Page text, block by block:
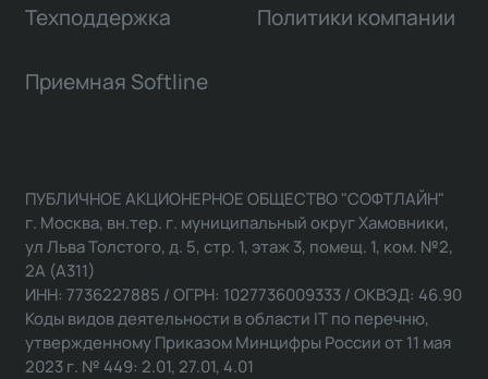
Техподдержка Политики компании
Приемная Softline
ПУБЛИЧНОЕ АКЦИОНЕРНОЕ ОБЩЕСТВО "СОФТЛАЙН"
г. Москва, вн.тер. г. муниципальный округ Хамовники,
ул Льва Толстого, д. 5, стр. 1, этаж 3, помещ. 1, ком. №2,
2А (А311)
ИНН: 7736227885 / ОГРН: 1027736009333 / ОКВЭД: 46.90
Коды видов деятельности в области IT по перечню,
утвержденному Приказом Минцифры России от 11 мая
2023 г. № 449: 2.01, 27.01, 4.01